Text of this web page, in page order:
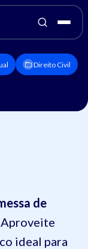
Direito Civil
de
Aproveite
ideal para